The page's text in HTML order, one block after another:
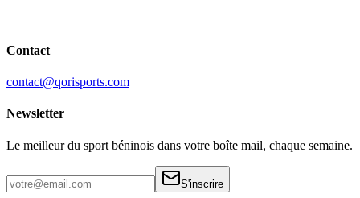
Contact
contact@qorisports.com
Newsletter
Le meilleur du sport béninois dans votre boîte mail, chaque semaine.
S'inscrire